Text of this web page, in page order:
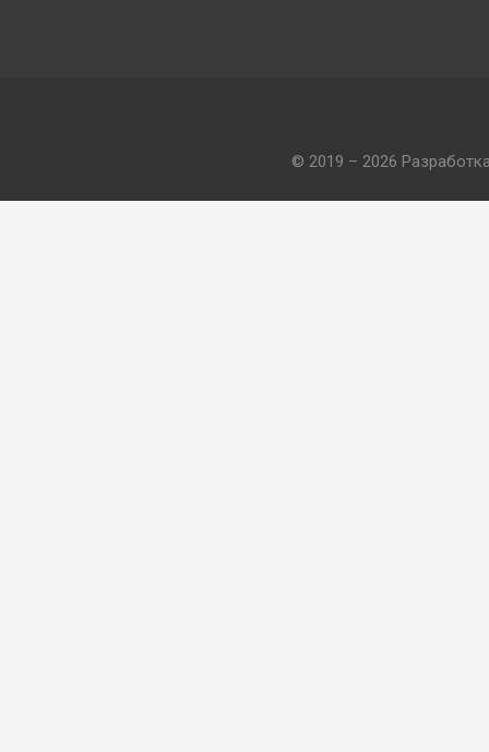
© 2019 – 2026